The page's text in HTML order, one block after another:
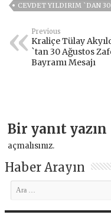
CEVDET YILDIRIM `DAN
Previous
Kraliçe Tülay
`tan 30 Ağustos
Bayramı Mesajı
Bir yanıt yazın
açmalısınız.
Haber Arayın